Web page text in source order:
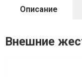
Описание
Внешние